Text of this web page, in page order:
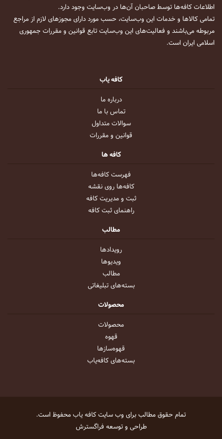
اطلاعات کافه‌ها توسط صاحبان آن‌ها در وب‌سایت وجود دارد.
تمامی کالاها و خدمات این وب‌سایت، حسب مورد دارای مجوزهای لازم از مراجع
مربوطه می‌باشند و فعالیت‌های این وب‌سایت تابع قوانین و مقررات جمهوری
اسلامی ایران است.
کافه یاب
درباره ما
تماس با ما
سوالات متداول
قوانین و مقررات
کافه ها
فهرست کافه‌ها
کافه‌ها روی نقشه
ثبت و مدیریت کافه
راهنمای ثبت کافه
مطالب
رویداد‌ها
ویدیو‌ها
مطالب
بسته‌های تبلیغاتی
محصولات
محصولات
قهوه
قهوه‌ساز‌ها
بسته‌های کافه‌یاب
تمام حقوق مطالب برای وب سایتکافه یابمحفوظ است.
طراحی و توسعه فراگسترش